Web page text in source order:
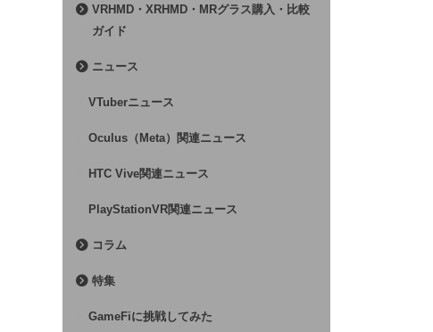
VRHMD・XRHMD・MRグラス購入・比較
ガイド
ニュース
VTuberニュース
Oculus（Meta）関連ニュース
HTC Vive関連ニュース
PlayStationVR関連ニュース
コラム
特集
GameFiに挑戦してみた